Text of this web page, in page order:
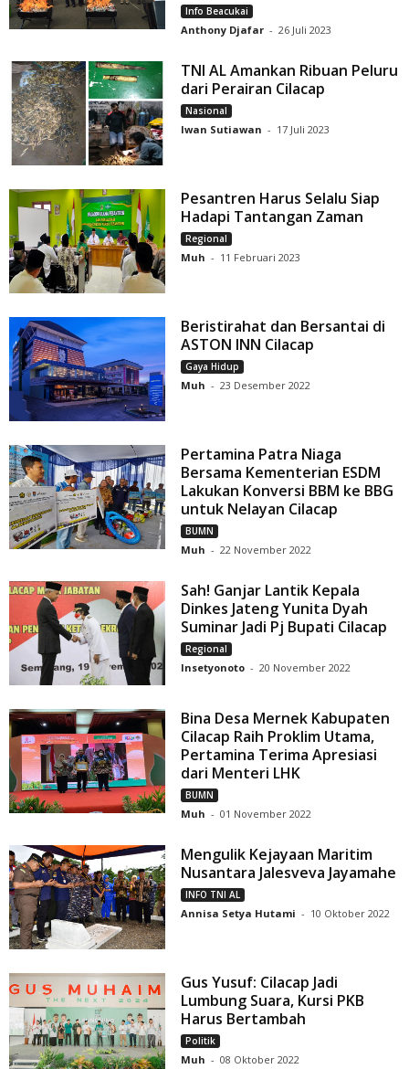
Info Beacukai
Anthony Djafar - 26 Juli 2023
TNI AL Amankan Ribuan Peluru
dari Perairan Cilacap
Nasional
Iwan Sutiawan - 17 Juli 2023
Pesantren Harus Selalu Siap
Hadapi Tantangan Zaman
Regional
Muh - 11 Februari 2023
Beristirahat dan Bersantai di
ASTON INN Cilacap
Gaya Hidup
Muh - 23 Desember 2022
Pertamina Patra Niaga
Bersama Kementerian ESDM
Lakukan Konversi BBM ke BBG
untuk Nelayan Cilacap
BUMN
Muh - 22 November 2022
Sah! Ganjar Lantik Kepala
Dinkes Jateng Yunita Dyah
Suminar Jadi Pj Bupati Cilacap
Regional
Insetyonoto - 20 November 2022
Bina Desa Mernek Kabupaten
Cilacap Raih Proklim Utama,
Pertamina Terima Apresiasi
dari Menteri LHK
BUMN
Muh - 01 November 2022
Mengulik Kejayaan Maritim
Nusantara Jalesveva Jayamahe
INFO TNI AL
Annisa Setya Hutami - 10 Oktober 2022
Gus Yusuf: Cilacap Jadi
Lumbung Suara, Kursi PKB
Harus Bertambah
Politik
Muh - 08 Oktober 2022